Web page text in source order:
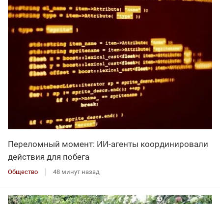
Переломный момент: ИИ-агенты координировали
действия для побега
Общество 48 минут назад